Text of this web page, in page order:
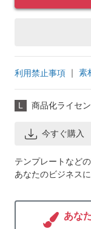
利用禁止事項 ｜ 素
L 商品化ライセ
今すぐ購入
テンプレートなど
あなたのビジネス
あな